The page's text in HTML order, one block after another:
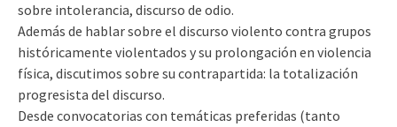
sobre intolerancia, discurso de odio.
Además de hablar sobre el discurso violento contra grupos
históricamente violentados y su prolongación en violencia
física, discutimos sobre su contrapartida: la totalización
progresista del discurso.
Desde convocatorias con temáticas preferidas (tanto